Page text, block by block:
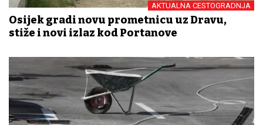
AKTUALNA CESTOGRADNJA
Osijek gradi novu prometnicu uz Dravu,
stiže i novi izlaz kod Portanove